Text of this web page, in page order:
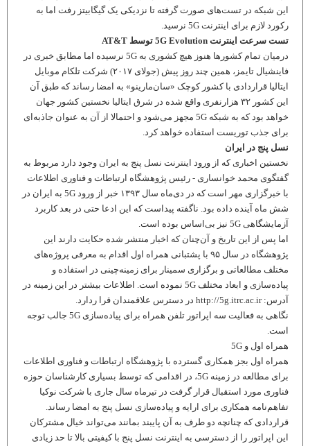
این شبکه در تست‌های صورت گرفته تا نزدیکی یک گیگابیتز رفت اما به
رکورد لازم برای اینترنت 5G نرسید.
تست سرعت اینترنت 5G Evolution توسط AT&T
درمیان تمام کشورها هنوز هیچ کشوری به 5G نرسیده اما مطابق خبری در
فاینشیال تایمز، همین چند روز پیش (جولای ۲۰۱۷) شرکت تلکام موبایل
ایتالیا قراردادی با کشور کوچک «سان‌مارینو» به امضا رساند که طبق آن
این کشور ۳۲ هزارنفری واقع شده در شرق ایتالیا نخستین کشور جهان
خواهد بود که به شبکه 5G مجهز می‌شود و احتمالا از آن به عنوان جاذبه‌ای
برای جذب توریست استفاده خواهد کرد.
نسل پنج در ایران
نخستین اخباری که از ورود اینترنت نسل پنج به ایران وجود دارد مربوط به
گفتگوی محمد خوانساری - رئیس پژوهشگاه ارتباطات و فناوری اطلاعات
با خبرگزاری مهر است که در دی‌ماه سال ۱۳۹۳ خبر از ورود 5G به ایران در
شش ماه آینده داده بود. ناگفته پیداست که این ادعا حتی در بعد کاربرد
آزمایشگاهی 5G نیز بی‌اساس بوده است.
اما پس از این تاریخ و آن‌چنان که اخبار منتشر شده حکایت دارند این
پژوهشگاه در سال ۹۵ با پشتبانی همراه اول اقدام به معرفی پروژه‌های
مختلف مطالعاتی و برگزاری سمینار برای زمینه‌چینی در استفاده و
پیاده‌سازی و ابعاد مختلف 5G نموده است. اطلاعات بیشتر در این زمینه در
آدرس: http://5g.itrc.ac.ir در دسترس علاقمندان قرا ردارد.
نگاهی به فعالیت سه اپراتور تلفن همراه برای پیاده‌سازی 5G جالب توجه
است.
همراه اول و 5G
همراه اول بجز همکاری گسترده با پژوهشگاه ارتباطات و فناوری اطلاعات
برای مطالعه در زمینه 5G، در اقدامی که توسط بسیاری کارشناسان حوزه
فناوری مورد استقبال قرار گرفت در تیرماه سال جاری با شرکت نوکیا
تفاهم‌نامه همکاری برای ارایه و پیاده‌سازی نسل پنج به امضا رساند.
قراردادی که چنانچه دو طرف به آن پایبند بمانند می‌تواند خیال مشترکان
این اپراتور را از دسترسی به اینترنت نسل پنج با کیفیتی بالا تا حد زیادی